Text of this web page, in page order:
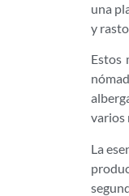
una
y
Estos
varios
La